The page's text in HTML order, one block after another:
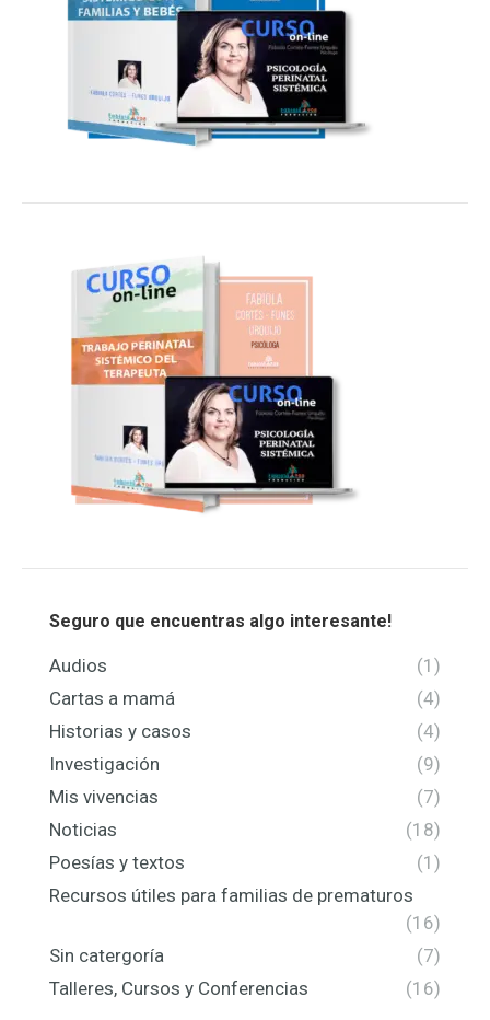
Seguro que encuentras algo interesante!
Audios
(1)
Cartas a mamá
(4)
Historias y casos
(4)
Investigación
(9)
Mis vivencias
(7)
Noticias
(18)
Poesías y textos
(1)
Recursos útiles para familias de prematuros
(16)
Sin catergoría
(7)
Talleres, Cursos y Conferencias
(16)